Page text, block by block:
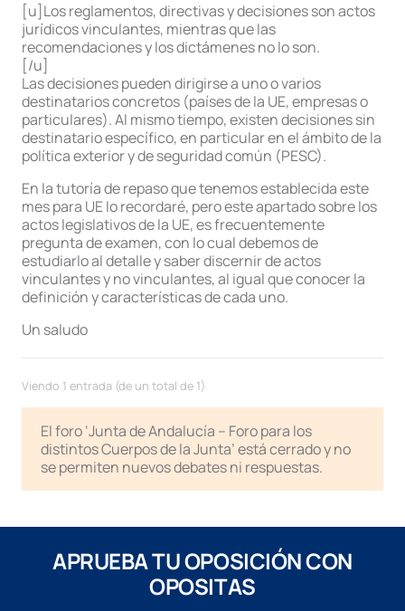
[u]Los reglamentos, directivas y decisiones son actos
jurídicos vinculantes, mientras que las
recomendaciones y los dictámenes no lo son.
[/u]
Las decisiones pueden dirigirse a uno o varios
destinatarios concretos (países de la UE, empresas o
particulares). Al mismo tiempo, existen decisiones sin
destinatario específico, en particular en el ámbito de la
política exterior y de seguridad común (PESC).
En la tutoría de repaso que tenemos establecida este
mes para UE lo recordaré, pero este apartado sobre los
actos legislativos de la UE, es frecuentemente
pregunta de examen, con lo cual debemos de
estudiarlo al detalle y saber discernir de actos
vinculantes y no vinculantes, al igual que conocer la
definición y características de cada uno.
Un saludo
Viendo 1 entrada (de un total de 1)
El foro ‘Junta de Andalucía – Foro para los
distintos Cuerpos de la Junta’ está cerrado y no
se permiten nuevos debates ni respuestas.
APRUEBA TU OPOSICIÓN CON
OPOSITAS